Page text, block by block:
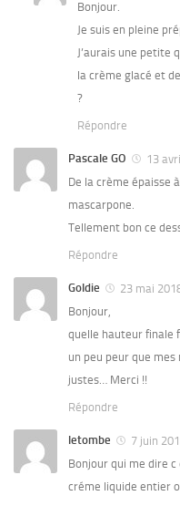
Bonjour.
Je suis en pleine
J’aurais une petite
la crème glacé et
?
Répondre
Pascale GO
13
De la crème épaisse
mascarpone.
Tellement bon ce
Répondre
Goldie
23 mai
Bonjour,
quelle hauteur finale
un peu peur que
justes… Merci !!
Répondre
letombe
7 juin
Bonjour qui me dire
créme liquide entier